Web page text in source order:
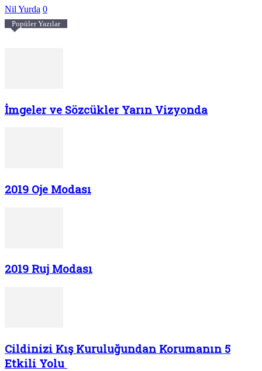
Nil Yurda 0
Popüler Yazılar
İmgeler ve Sözcükler Yarın Vizyonda
2019 Oje Modası
2019 Ruj Modası
Cildinizi Kış Kuruluğundan Korumanın 5
Etkili Yolu